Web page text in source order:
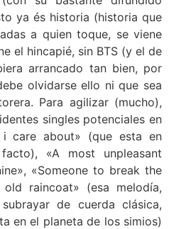
ya és historia (historia que
a quien toque, se viene
el hincapié, sin BTS (y el de
arrancado tan bien, por
olvidarse ello ni que sea
Para agilizar (mucho),
singles potenciales en
care about» (que esta en
«A most unpleasant
«Someone to break the
old raincoat» (esa melodía,
de cuerda clásica,
en el planeta de los simios)